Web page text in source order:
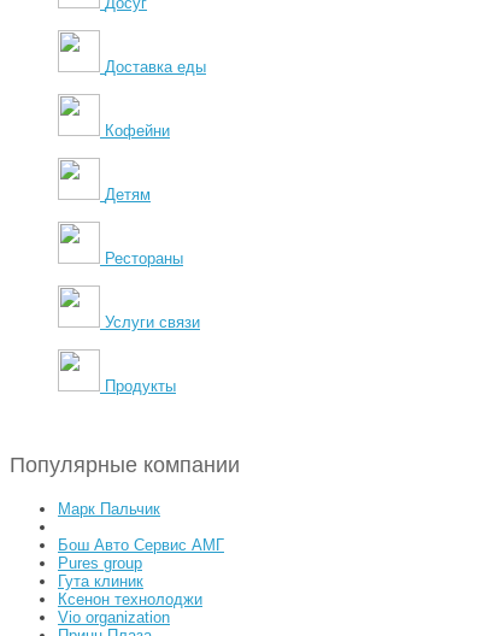
Доставка еды
Кофейни
Детям
Рестораны
Услуги связи
Продукты
Популярные компании
Марк Пальчик
Бош Авто Сервис АМГ
Pures group
Гута клиник
Ксенон технолоджи
Vio organization